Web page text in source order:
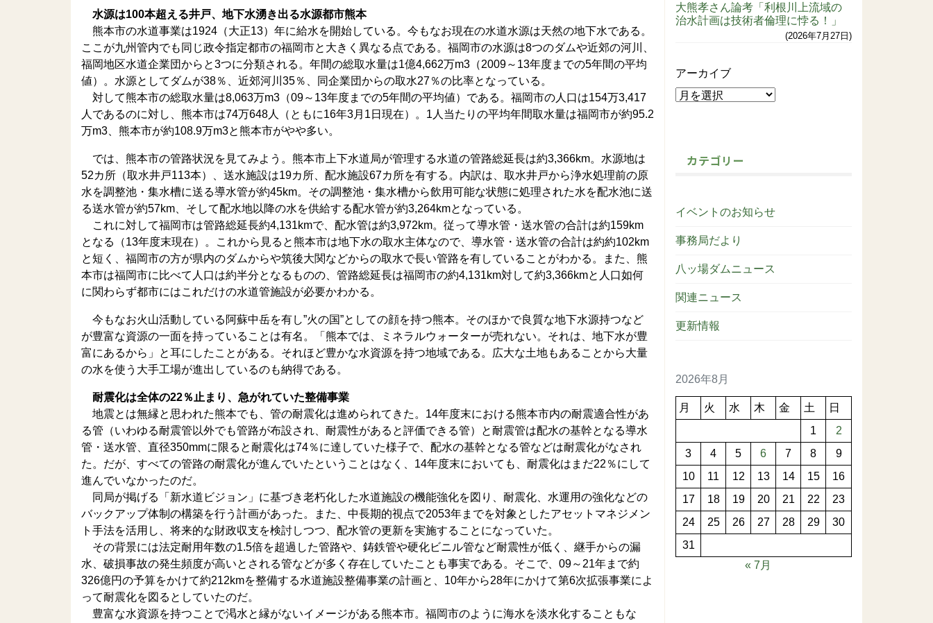
水源は100本超える井戸、地下水湧き出る水源都市熊本
熊本市の水道事業は1924（大正13）年に給水を開始している。今もなお現在の水道水源は天然の地下水である。
ここが九州管内でも同じ政令指定都市の福岡市と大きく異なる点である。福岡市の水源は8つのダムや近郊の河川、
福岡地区水道企業団からと3つに分類される。年間の総取水量は1億4,662万m3（2009～13年度までの5年間の平均
値）。水源としてダムが38％、近郊河川35％、同企業団からの取水27％の比率となっている。
対して熊本市の総取水量は8,063万m3（09～13年度までの5年間の平均値）である。福岡市の人口は154万3,417
人であるのに対し、熊本市は74万648人（ともに16年3月1日現在）。1人当たりの平均年間取水量は福岡市が約95.2
万m3、熊本市が約108.9万m3と熊本市がやや多い。
では、熊本市の管路状況を見てみよう。熊本市上下水道局が管理する水道の管路総延長は約3,366km。水源地は
52カ所（取水井戸113本）、送水施設は19カ所、配水施設67カ所を有する。内訳は、取水井戸から浄水処理前の原
水を調整池・集水槽に送る導水管が約45km。その調整池・集水槽から飲用可能な状態に処理された水を配水池に送
る送水管が約57km、そして配水地以降の水を供給する配水管が約3,264kmとなっている。
これに対して福岡市は管路総延長約4,131kmで、配水管は約3,972km。従って導水管・送水管の合計は約159km
となる（13年度末現在）。これから見ると熊本市は地下水の取水主体なので、導水管・送水管の合計は約約102km
と短く、福岡市の方が県内のダムからや筑後大関などからの取水で長い管路を有していることがわかる。また、熊
本市は福岡市に比べて人口は約半分となるものの、管路総延長は福岡市の約4,131km対して約3,366kmと人口如何
に関わらず都市にはこれだけの水道管施設が必要かわかる。
今もなお火山活動している阿蘇中岳を有し”火の国”としての顔を持つ熊本。そのほかで良質な地下水源持つなど
が豊富な資源の一面を持っていることは有名。「熊本では、ミネラルウォーターが売れない。それは、地下水が豊
富にあるから」と耳にしたことがある。それほど豊かな水資源を持つ地域である。広大な土地もあることから大量
の水を使う大手工場が進出しているのも納得である。
耐震化は全体の22％止まり、急がれていた整備事業
地震とは無縁と思われた熊本でも、管の耐震化は進められてきた。14年度末における熊本市内の耐震適合性があ
る管（いわゆる耐震管以外でも管路が布設され、耐震性があると評価できる管）と耐震管は配水の基幹となる導水
管・送水管、直径350mmに限ると耐震化は74％に達していた様子で、配水の基幹となる管などは耐震化がなされ
た。だが、すべての管路の耐震化が進んでいたということはなく、14年度末においても、耐震化はまだ22％にして
進んでいなかったのだ。
同局が掲げる「新水道ビジョン」に基づき老朽化した水道施設の機能強化を図り、耐震化、水運用の強化などの
バックアップ体制の構築を行う計画があった。また、中長期的視点で2053年までを対象としたアセットマネジメン
ト手法を活用し、将来的な財政収支を検討しつつ、配水管の更新を実施することになっていた。
その背景には法定耐用年数の1.5倍を超過した管路や、鋳鉄管や硬化ビニル管など耐震性が低く、継手からの漏
水、破損事故の発生頻度が高いとされる管などが多く存在していたことも事実である。そこで、09～21年まで約
326億円の予算をかけて約212kmを整備する水道施設整備事業の計画と、10年から28年にかけて第6次拡張事業によ
って耐震化を図るとしていたのだ。
豊富な水資源を持つことで渇水と縁がないイメージがある熊本市。福岡市のように海水を淡水化することもな
大熊孝さん論考「利根川上流域の
治水計画は技術者倫理に悖る！」
2026年7月27日
アーカイブ
カテゴリー
イベントのお知らせ
事務局だより
八ッ場ダムニュース
関連ニュース
更新情報
2026年8月
月 火 水 木 金 土
日
1
2
3
4 5 6 7 8
9
10
11 12 13 14 15
16
17
18 19 20 21 22
23
24
25 26 27 28 29
30
31
« 7月